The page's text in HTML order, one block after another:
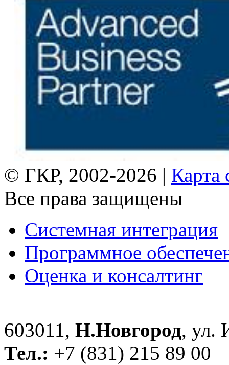
© ГКР, 2002-2026 | Карта
Все права защищены
Системная интеграция
Программное
Оценка и консалтинг
603011, Н.Новгород, ул.
Тел.: +7 (831) 215 89 00